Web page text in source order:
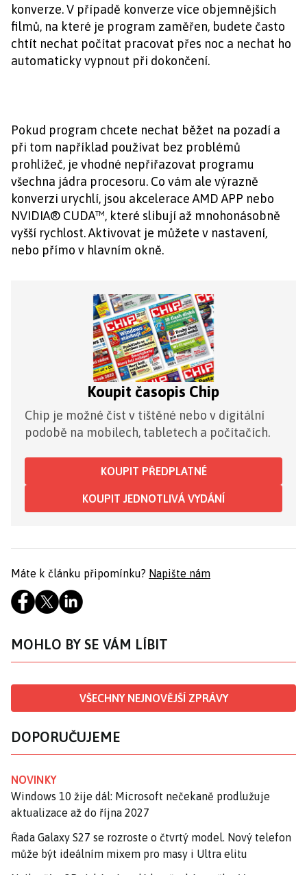
konverze. V případě konverze více objemnějších
filmů, na které je program zaměřen, budete často
chtít nechat počítat pracovat přes noc a nechat ho
automaticky vypnout při dokončení.
Pokud program chcete nechat běžet na pozadí a
při tom například používat bez problémů
prohlížeč, je vhodné nepřiřazovat programu
všechna jádra procesoru. Co vám ale výrazně
konverzi urychlí, jsou akcelerace AMD APP nebo
NVIDIA® CUDA™, které slibují až mnohonásobně
vyšší rychlost. Aktivovat je můžete v nastavení,
nebo přímo v hlavním okně.
Koupit časopis Chip
Chip je možné číst v tištěné nebo v digitální
podobě na mobilech, tabletech a počítačích.
KOUPIT PŘEDPLATNÉ
KOUPIT JEDNOTLIVÁ VYDÁNÍ
Máte k článku připomínku? Napište nám
MOHLO BY SE VÁM LÍBIT
VŠECHNY NEJNOVĚJŠÍ ZPRÁVY
DOPORUČUJEME
NOVINKY
Windows 10 žije dál: Microsoft nečekaně prodlužuje
aktualizace až do října 2027
Řada Galaxy S27 se rozroste o čtvrtý model. Nový telefon
může být ideálním mixem pro masy i Ultra elitu